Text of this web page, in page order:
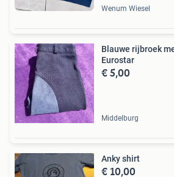
Wenum Wiesel
Blauwe rijbroek
Eurostar
€ 5,00
Middelburg
Anky shirt
€ 10,00